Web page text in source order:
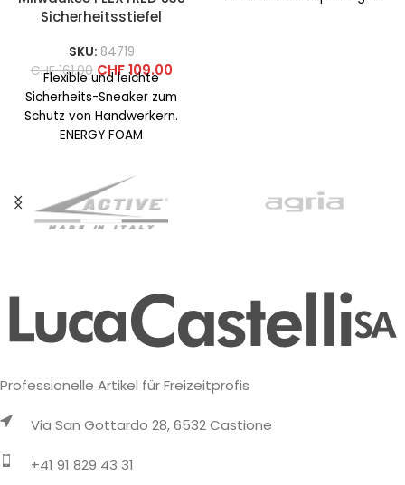
Sicherheitsstiefel
SKU: 84719
CHF161.00 CHF109.00
Flexible und leichte
Sicherheits-Sneaker zum
Schutz von Handwerkern.
ENERGY FOAM
überlegene
Energierückgabe und
maximalen Komfort. STEP-
RELEASE-Ferse für
Professionelle Artikel für Freizeitprofis
Via San Gottardo 28, 6532 Castione
+41 91 829 43 31